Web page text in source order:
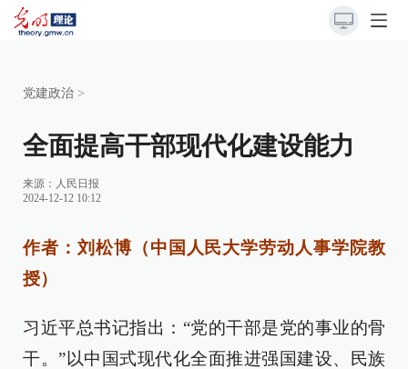
党建政治 >
全面提高干部现代化建设能力
来源： 人民日报
2024-12-12 10:12
作者：刘松博（中国人民大学劳动人事学院教
授）
习近平总书记指出：“党的干部是党的事业的骨
干。”以中国式现代化全面推进强国建设、民族